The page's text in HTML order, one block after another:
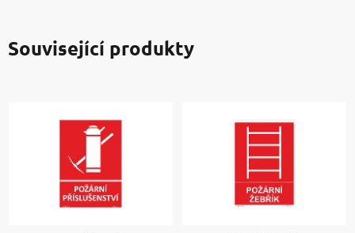
Související produkty